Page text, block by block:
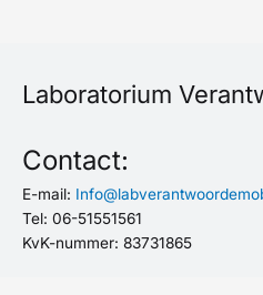
Laboratorium
Contact:
E-mail:
Tel: 06-51551561
KvK-nummer: 83731865